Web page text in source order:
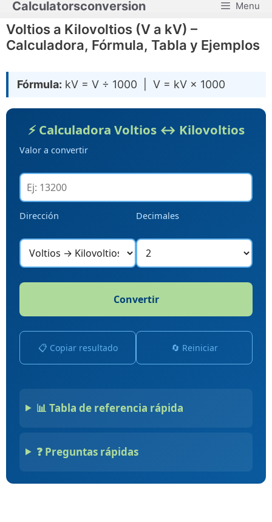
Saltar
al
contenido
Calculatorsconversion Menu
Voltios a Kilovoltios (V a kV) –
Calculadora, Fórmula, Tabla y Ejemplos
Fórmula: kV = V ÷ 1000 | V = kV × 1000
⚡ Calculadora Voltios ↔ Kilovoltios
Valor a convertir
Dirección Decimales
Convertir
📋 Copiar resultado 🔄 Reiniciar
📊 Tabla de referencia rápida
❓ Preguntas rápidas